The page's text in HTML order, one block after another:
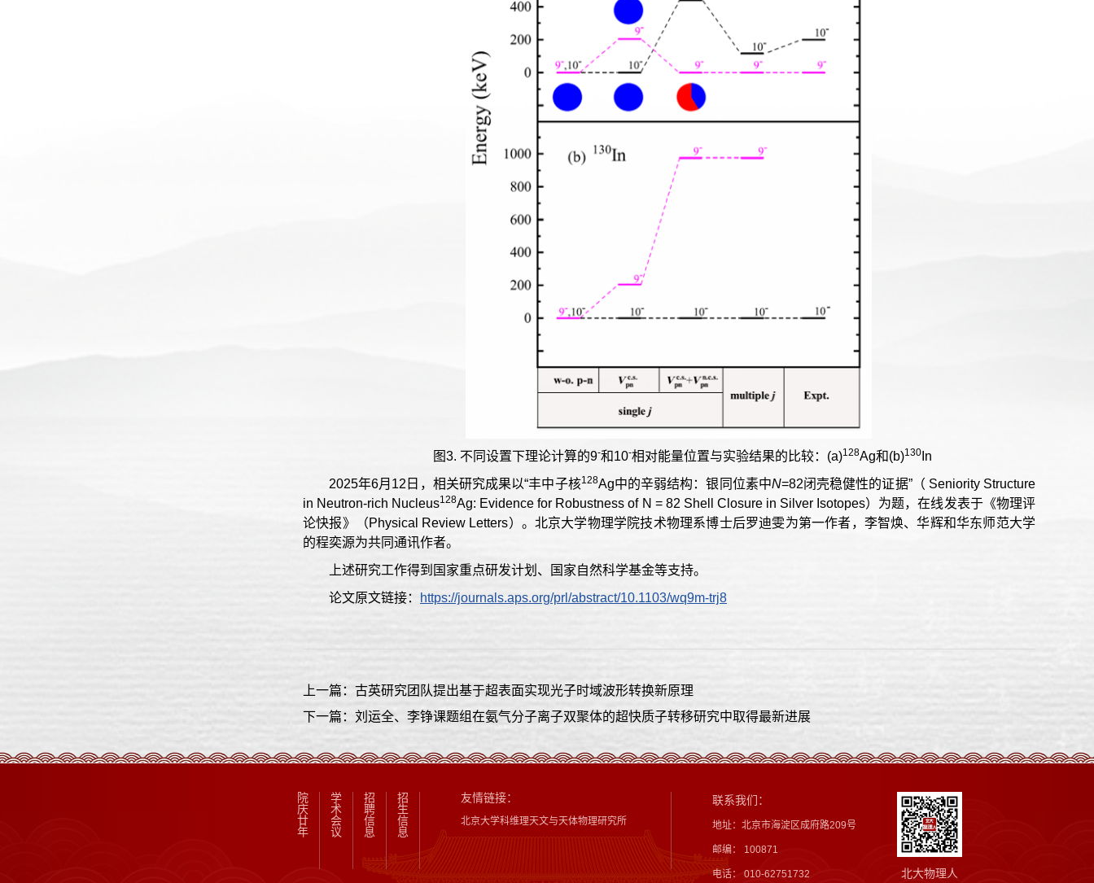
图3. 不同设置下理论计算的9-和10-相对能量位置与实验结果的比较：(a)128Ag和(b)130In
2025年6月12日，相关研究成果以“丰中子核128Ag中的辛弱结构：银同位素中N=82闭壳稳健性的证据”（ Seniority Structure
in Neutron-rich Nucleus128Ag: Evidence for Robustness of N = 82 Shell Closure in Silver Isotopes）为题，在线发表于《物理评
论快报》（Physical Review Letters）。北京大学物理学院技术物理系博士后罗迪雯为第一作者，李智焕、华辉和华东师范大学
的程奕源为共同通讯作者。
上述研究工作得到国家重点研发计划、国家自然科学基金等支持。
论文原文链接：
https://journals.aps.org/prl/abstract/10.1103/wq9m-trj8
上一篇：古英研究团队提出基于超表面实现光子时域波形转换新原理
下一篇：刘运全、李铮课题组在氨气分子离子双聚体的超快质子转移研究中取得最新进展
院
庆
廿
年
学
术
会
议
招
聘
信
息
招
生
信
息
友情链接：
北京大学科维理天文与天体物理研究所
联系我们：
地址：北京市海淀区成府路209号
邮编： 100871
电话： 010-62751732 北大物理人